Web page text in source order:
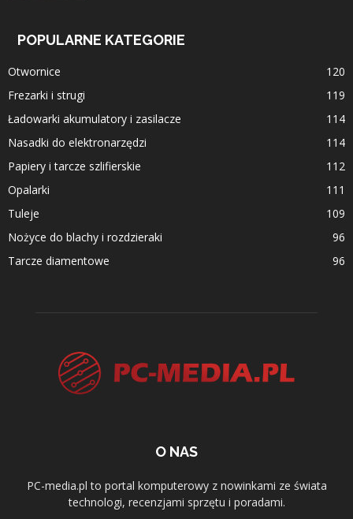
POPULARNE KATEGORIE
Otwornice
120
Frezarki i strugi
119
Ładowarki akumulatory i zasilacze
114
Nasadki do elektronarzędzi
114
Papiery i tarcze szlifierskie
112
Opalarki
111
Tuleje
109
Nożyce do blachy i rozdzieraki
96
Tarcze diamentowe
96
O NAS
PC-media.pl to portal komputerowy z nowinkami ze świata
technologi, recenzjami sprzętu i poradami.